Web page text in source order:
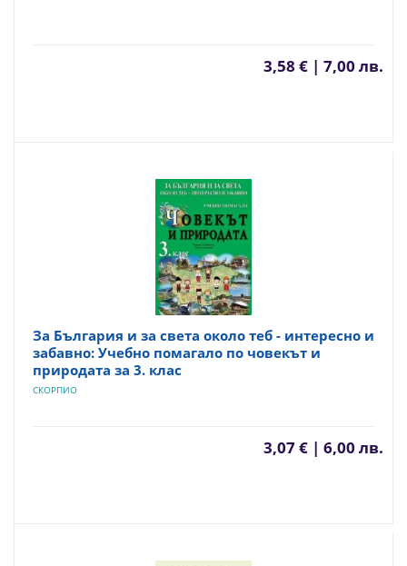
3,58 € | 7,00 лв.
За България и за света около теб - интересно и
забавно: Учебно помагало по човекът и
природата за 3. клас
СКОРПИО
3,07 € | 6,00 лв.